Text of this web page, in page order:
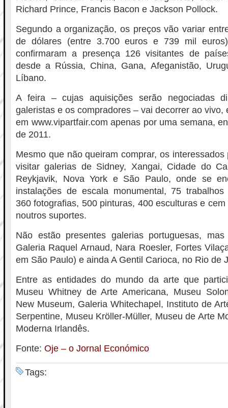
Richard Prince, Francis Bacon e Jackson Pollock.
Segundo a organização, os preços vão variar
de dólares (entre 3.700 euros e 739 mil
confirmaram a presença 126 visitantes de
desde a Rússia, China, Gana, Afeganistão,
Líbano.
A feira – cujas aquisições serão negociadas
galeristas e os compradores – vai decorrer ao vivo,
em www.vipartfair.com apenas por uma semana,
de 2011.
Mesmo que não queiram comprar, os
visitar galerias de Sidney, Xangai, Cidade do
Reykjavik, Nova York e São Paulo, onde se
instalações de escala monumental, 75
360 fotografias, 500 pinturas, 400 esculturas e
noutros suportes.
Não estão presentes galerias portuguesas,
Galeria Raquel Arnaud, Nara Roesler, Fortes
em São Paulo) e ainda A Gentil Carioca, no Rio de
Entre as entidades do mundo da arte que
Museu Whitney de Arte Americana, Museu
New Museum, Galeria Whitechapel, Instituto de
Serpentine, Museu Kröller-Müller, Museu de Arte
Moderna Irlandês.
Fonte: Oje – o Jornal Económico
Tags: